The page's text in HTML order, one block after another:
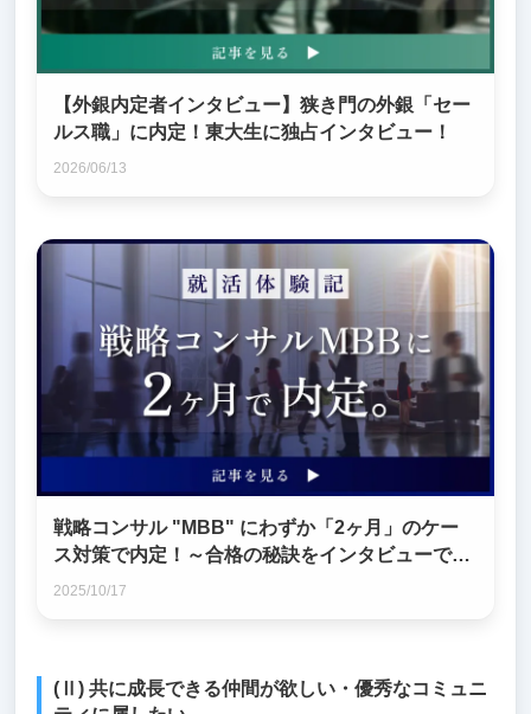
【外銀内定者インタビュー】狭き門の外銀「セー
ルス職」に内定！東大生に独占インタビュー！
2026/06/13
戦略コンサル "MBB" にわずか「2ヶ月」のケー
ス対策で内定！～合格の秘訣をインタビューで徹
底解明～
2025/10/17
(Ⅱ) 共に成長できる仲間が欲しい・優秀なコミュニ